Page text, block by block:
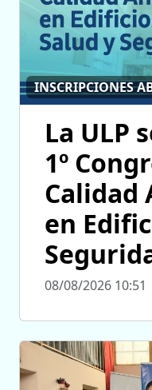
INSCRIPCIONES
La ULP
1º
Calidad
en
08/08/2026 10:51